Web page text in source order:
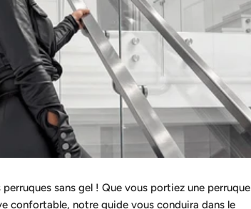
sans gel ! Que vous portiez une perruque
confortable, notre guide vous conduira dans le